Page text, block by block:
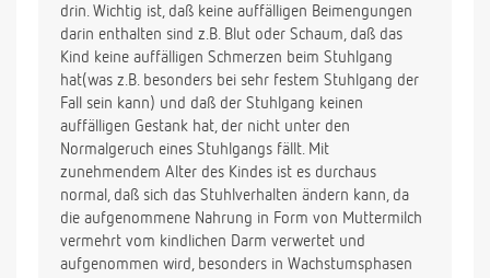
drin. Wichtig ist, daß keine auffälligen Beimengungen
darin enthalten sind z.B. Blut oder Schaum, daß das
Kind keine auffälligen Schmerzen beim Stuhlgang
hat(was z.B. besonders bei sehr festem Stuhlgang der
Fall sein kann) und daß der Stuhlgang keinen
auffälligen Gestank hat, der nicht unter den
Normalgeruch eines Stuhlgangs fällt. Mit
zunehmendem Alter des Kindes ist es durchaus
normal, daß sich das Stuhlverhalten ändern kann, da
die aufgenommene Nahrung in Form von Muttermilch
vermehrt vom kindlichen Darm verwertet und
aufgenommen wird, besonders in Wachstumsphasen